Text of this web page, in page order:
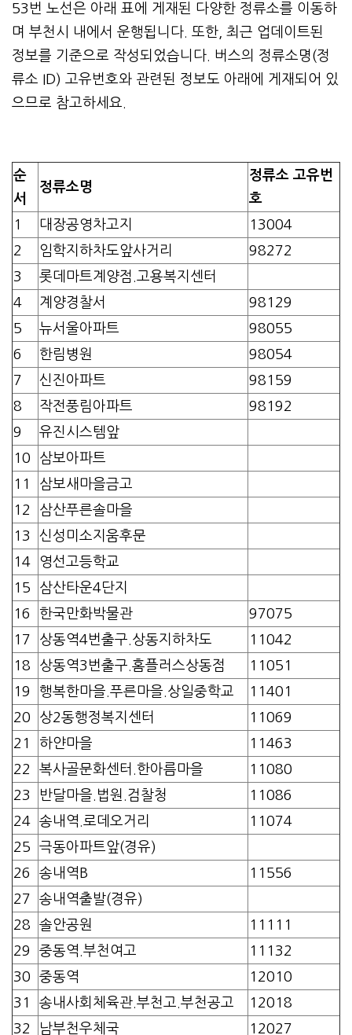
53번 노선은 아래 표에 게재된 다양한 정류소를 이동하
며 부천시 내에서 운행됩니다. 또한, 최근 업데이트된
정보를 기준으로 작성되었습니다. 버스의 정류소명(정
류소 ID) 고유번호와 관련된 정보도 아래에 게재되어 있
으므로 참고하세요.
순
서
정류소명
정류소 고유번
호
1
대장공영차고지
13004
2
임학지하차도앞사거리
98272
3
롯데마트계양점.고용복지센터
4
계양경찰서
98129
5
뉴서울아파트
98055
6
한림병원
98054
7
신진아파트
98159
8
작전풍림아파트
98192
9
유진시스템앞
10
삼보아파트
11
삼보새마을금고
12
삼산푸른솔마을
13
신성미소지움후문
14
영선고등학교
15
삼산타운4단지
16
한국만화박물관
97075
17
상동역4번출구.상동지하차도
11042
18
상동역3번출구.홈플러스상동점
11051
19
행복한마을.푸른마을.상일중학교
11401
20
상2동행정복지센터
11069
21
하얀마을
11463
22
복사골문화센터.한아름마을
11080
23
반달마을.법원.검찰청
11086
24
송내역.로데오거리
11074
25
극동아파트앞(경유)
26
송내역B
11556
27
송내역출발(경유)
28
솔안공원
11111
29
중동역.부천여고
11132
30
중동역
12010
31
송내사회체육관.부천고.부천공고
12018
32
남부천우체국 12027